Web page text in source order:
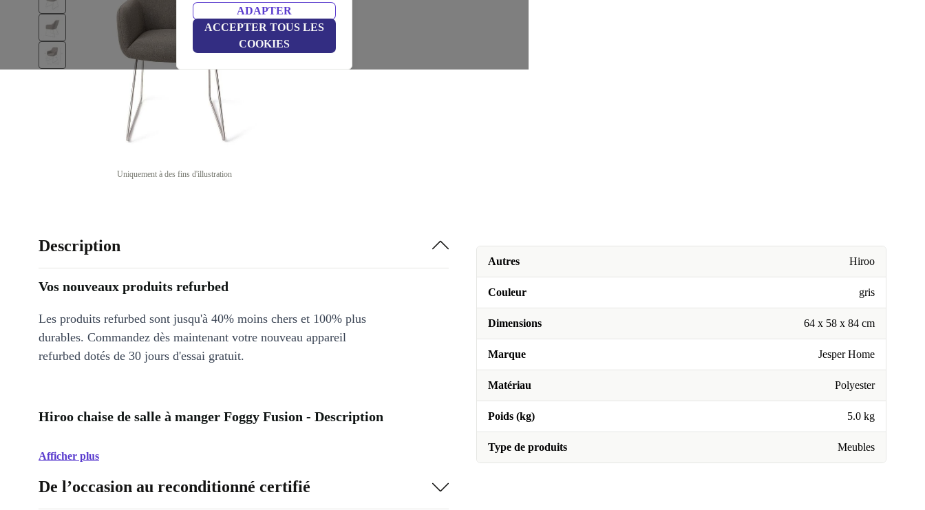
ADAPTER
ACCEPTER TOUS LES
COOKIES
Uniquement à des fins d'illustration
Autres Hiroo
Couleur gris
Dimensions 64 x 58 x 84 cm
Marque Jesper Home
Matériau Polyester
Poids (kg) 5.0 kg
Type de produits Meubles
Description
Vos nouveaux produits refurbed
Les produits refurbed sont jusqu'à 40% moins chers et 100% plus
durables. Commandez dès maintenant votre nouveau appareil
refurbed dotés de 30 jours d'essai gratuit.
Hiroo chaise de salle à manger Foggy Fusion - Description
Afficher plus
De l’occasion au reconditionné certifié